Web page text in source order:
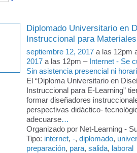
Diplomado Universitario en
Instruccional para
septiembre 12, 2017 a las 12pm
2017 a las 12pm – Internet - Se
Sin asistencia presencial ni
El “Diploma Universitario en
Instruccional para E-Learning”
formar diseñadores
perspectivas didáctico-
adecuarse…
Organizado por Net-Learning -
Tipo: internet, -, diplomado,
preparación, para, salida, laboral